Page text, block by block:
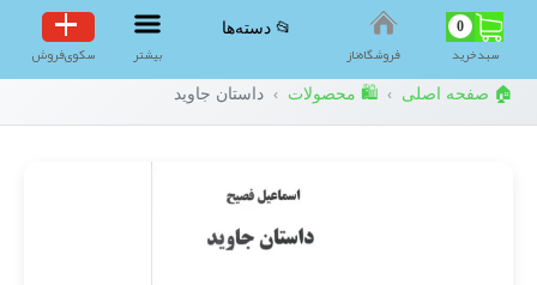
0
سبد‌خرید فروشگاه‌ناز
📂 دسته‌ها
بیشتر سکوی‌فروش
🏠 صفحه اصلی › 🛍️ محصولات › داستان جاوید